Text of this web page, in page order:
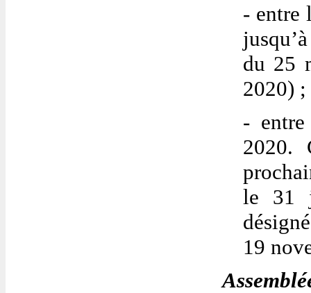
- entre
du 25
2020) ;
-
2020.
le 31
19